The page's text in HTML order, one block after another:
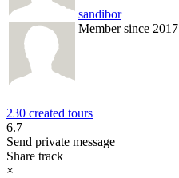
sandibor
Member since 2017
230 created tours
6.7
Send private message
Share track
×